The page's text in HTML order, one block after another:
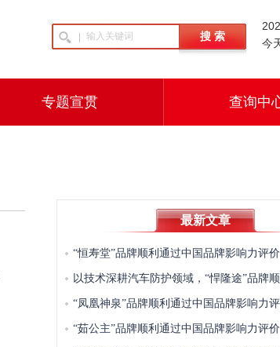
今
专题宣贯 查询中
最新文章
“恒寿堂”品牌顺利通过中国品牌影响力评
推动东方养生智慧传承发展
以技术深耕汽车防护领域，“悍隆途”品牌
牌影响力评价
“凤凰神泉”品牌顺利通过中国品牌影响力
“茹公主”品牌顺利通过中国品牌影响力评价